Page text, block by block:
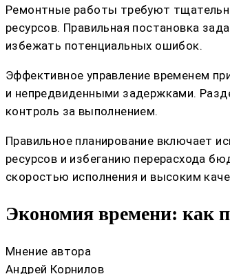
Ремонтные работы требуют
ресурсов. Правильная постановка
избежать потенциальных ошибок.
Эффективное управление временем
и непредвиденными задержками.
контроль за выполнением.
Правильное планирование включает
ресурсов и избеганию перерасхода
скоростью исполнения и высоким
Экономия времени: как
Мнение автора
Андрей Корнилов